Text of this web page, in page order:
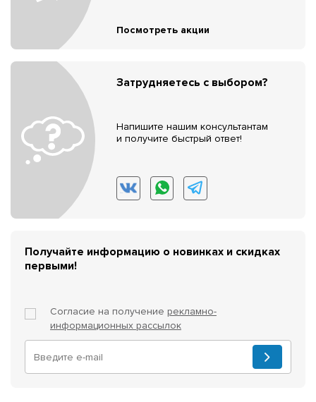
Посмотреть акции
Затрудняетесь с выбором?
Напишите нашим консультантам
и получите быстрый ответ!
Получайте информацию о новинках и скидках
первыми!
Согласие на получение рекламно-
информационных рассылок